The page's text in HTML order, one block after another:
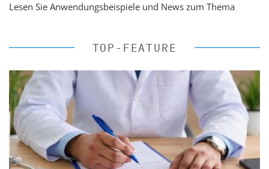
Lesen Sie Anwendungsbeispiele und News zum Thema
TOP-FEATURE